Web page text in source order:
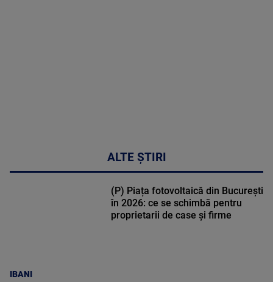
ALTE ȘTIRI
IBANI
(P) Piața fotovoltaică din București
în 2026: ce se schimbă pentru
proprietarii de case și firme